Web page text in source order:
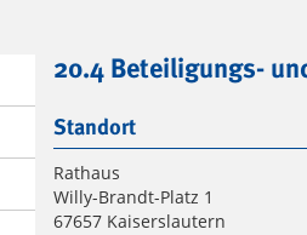
20.4 Beteiligungs-
Standort
Rathaus
Willy-Brandt-Platz 1
67657 Kaiserslautern